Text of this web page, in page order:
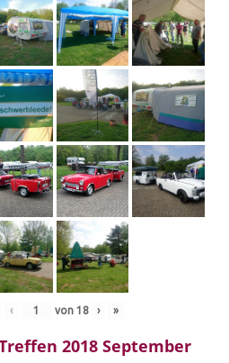
‹ von 18 › »
2018 September